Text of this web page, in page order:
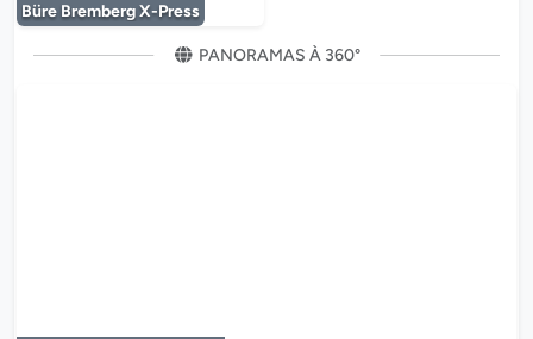
Büre Bremberg X-Press
PANORAMAS À 360°